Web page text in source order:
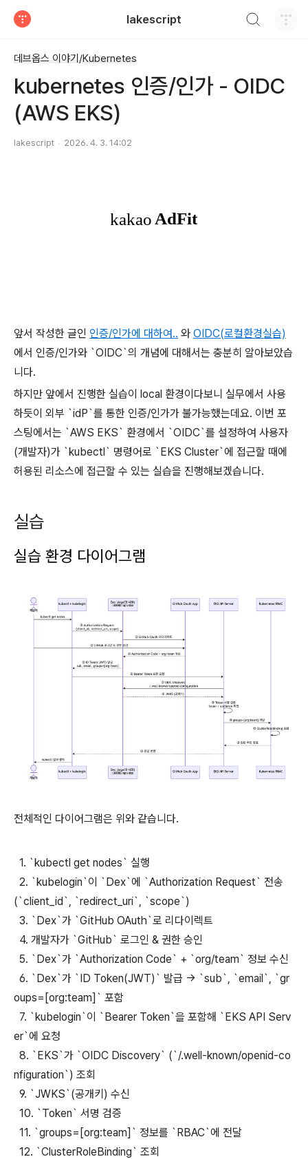
lakescript
데브옵스 이야기/Kubernetes
kubernetes 인증/인가 - OIDC
(AWS EKS)
lakescript 2026. 4. 3. 14:02
앞서 작성한 글인 인증/인가에 대하여.. 와 OIDC(로컬환경실습)
에서 인증/인가와 `OIDC`의 개념에 대해서는 충분히 알아보았습
니다.
하지만 앞에서 진행한 실습이 local 환경이다보니 실무에서 사용
하듯이 외부 `idP`를 통한 인증/인가가 불가능했는데요. 이번 포
스팅에서는 `AWS EKS` 환경에서 `OIDC`를 설정하여 사용자
(개발자)가 `kubectl` 명령어로 `EKS Cluster`에 접근할 때에
허용된 리소스에 접근할 수 있는 실습을 진행해보겠습니다.
실습
실습 환경 다이어그램
전체적인 다이어그램은 위와 같습니다.
1. `kubectl get nodes` 실행
2. `kubelogin`이 `Dex`에 `Authorization Request` 전송
(`client_id`, `redirect_uri`, `scope`)
3. `Dex`가 `GitHub OAuth`로 리다이렉트
4. 개발자가 `GitHub` 로그인 & 권한 승인
5. `Dex`가 `Authorization Code` + `org/team` 정보 수신
6. `Dex`가 `ID Token(JWT)` 발급 -> `sub`, `email`, `gr
oups=[org:team]` 포함
7. `kubelogin`이 `Bearer Token`을 포함해 `EKS API Serv
er`에 요청
8. `EKS`가 `OIDC Discovery` (`/.well-known/openid-co
nfiguration`) 조회
9. `JWKS`(공개키) 수신
10. `Token` 서명 검증
11. `groups=[org:team]` 정보를 `RBAC`에 전달
12. `ClusterRoleBinding` 조회